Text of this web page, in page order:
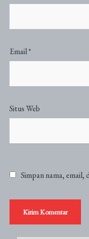
Email*
Situs Web
Simpan nama, email,